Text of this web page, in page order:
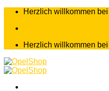
Herzlich willkommen
Herzlich willkommen